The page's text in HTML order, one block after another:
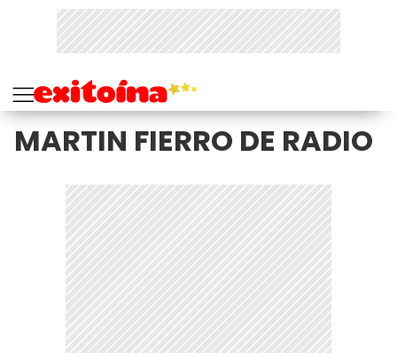
MARTIN FIERRO DE RADIO